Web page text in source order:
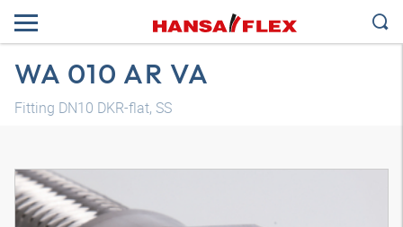
WA 010 AR VA
Fitting DN10 DKR-flat, SS